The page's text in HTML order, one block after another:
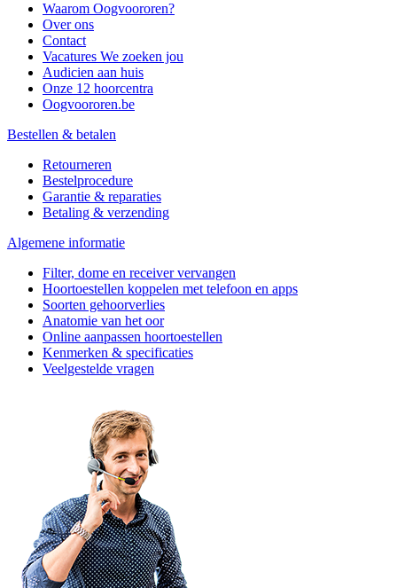
Waarom Oogvoororen?
Over ons
Contact
Vacatures We zoeken jou
Audicien aan huis
Onze 12 hoorcentra
Oogvoororen.be
Bestellen & betalen
Retourneren
Bestelprocedure
Garantie & reparaties
Betaling & verzending
Algemene informatie
Filter, dome en receiver vervangen
Hoortoestellen koppelen met telefoon en apps
Soorten gehoorverlies
Anatomie van het oor
Online aanpassen hoortoestellen
Kenmerken & specificaties
Veelgestelde vragen